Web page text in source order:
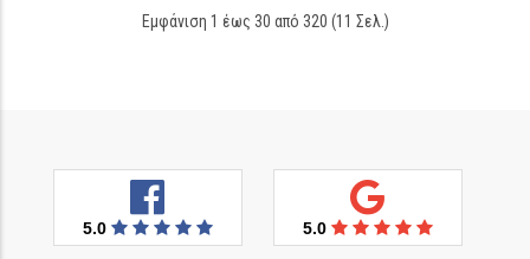
Εμφάνιση 1 έως 30 από 320 (11 Σελ.)
5.0 5.0